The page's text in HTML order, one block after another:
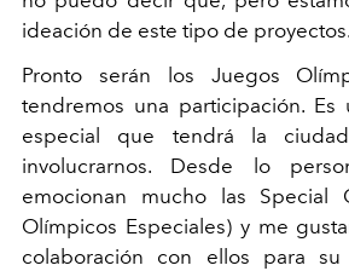
ideación de este tipo de proyectos.
Pronto serán los Juegos
tendremos una participación. Es
especial que tendrá la
involucrarnos. Desde lo
emocionan mucho las Special
Olímpicos Especiales) y me
colaboración con ellos para su